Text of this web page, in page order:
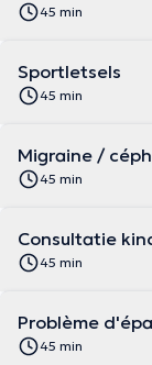
45 min
Sportletsels
45 min
Migraine /
45 min
Consultatie
45 min
Problème
45 min